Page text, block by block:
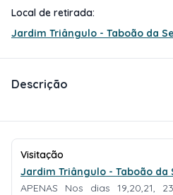
Local de retirada:
Jardim Triângulo - Taboão da
Descrição
Visitação
Jardim Triângulo - Taboão da
APENAS Nos dias 19,20,21,